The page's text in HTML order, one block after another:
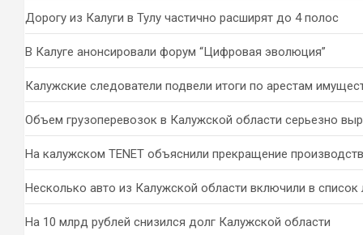
Дорогу из Калуги в Тулу частично расширят до 4 полос
В Калуге анонсировали форум “Цифровая эволюция”
Калужские следователи подвели итоги по арестам
Объем грузоперевозок в Калужской области серьезно
На калужском TENET объяснили прекращение
Несколько авто из Калужской области включили в список
На 10 млрд рублей снизился долг Калужской области